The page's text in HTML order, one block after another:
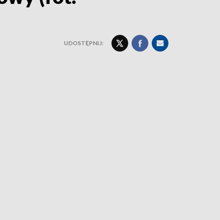
UDOSTĘPNIJ: